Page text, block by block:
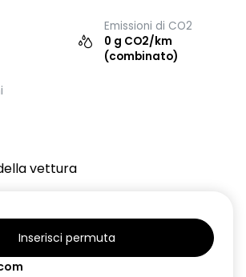
Emissioni di CO2
0 g CO2/km
(combinato)
vettura
Inserisci permuta